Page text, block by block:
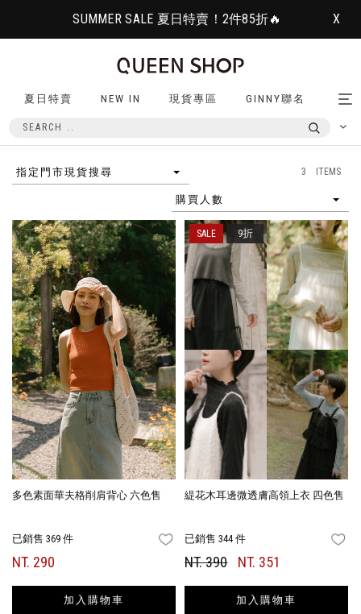
SUMMER SALE 夏日特賣！2件85折🔥 X
夏日特賣 NEW IN 現貨專區 GINNY聯名
指定門市現貨搜尋 3 ITEMS
購買人數
多色素面華夫格削肩背心 六色售
已銷售 369 件 FAVORITES
NT. 290
加入購物車
緹花木耳邊微透膚高領上衣 四色售
已銷售 344 件
NT. 390 NT. 351
加入購物車
9折